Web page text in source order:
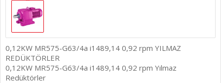
0,12KW MR575-G63/4a i1489,14 0,92 rpm YILMAZ
REDÜKTÖRLER
0,12KW MR575-G63/4a i1489,14 0,92 rpm Yılmaz
Redüktörler